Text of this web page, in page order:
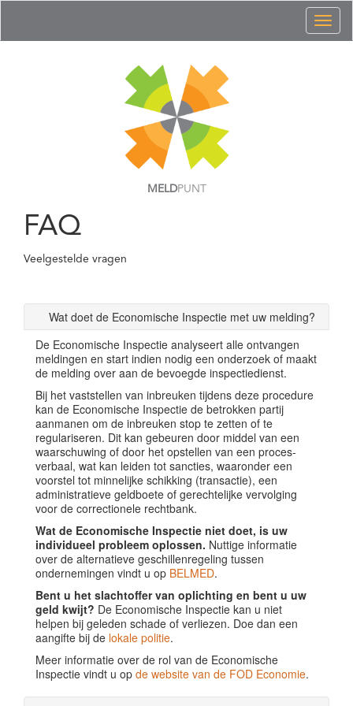
MELDPUNT
FAQ
Veelgestelde vragen
Wat doet de Economische Inspectie met uw melding?
De Economische Inspectie analyseert alle ontvangen
meldingen en start indien nodig een onderzoek of maakt
de melding over aan de bevoegde inspectiedienst.
Bij het vaststellen van inbreuken tijdens deze procedure
kan de Economische Inspectie de betrokken partij
aanmanen om de inbreuken stop te zetten of te
regulariseren. Dit kan gebeuren door middel van een
waarschuwing of door het opstellen van een proces-
verbaal, wat kan leiden tot sancties, waaronder een
voorstel tot minnelijke schikking (transactie), een
administratieve geldboete of gerechtelijke vervolging
voor de correctionele rechtbank.
Wat de Economische Inspectie niet doet, is uw
individueel probleem oplossen. Nuttige informatie
over de alternatieve geschillenregeling tussen
ondernemingen vindt u op BELMED.
Bent u het slachtoffer van oplichting en bent u uw
geld kwijt? De Economische Inspectie kan u niet
helpen bij geleden schade of verliezen. Doe dan een
aangifte bij de lokale politie.
Meer informatie over de rol van de Economische
Inspectie vindt u op de website van de FOD Economie.